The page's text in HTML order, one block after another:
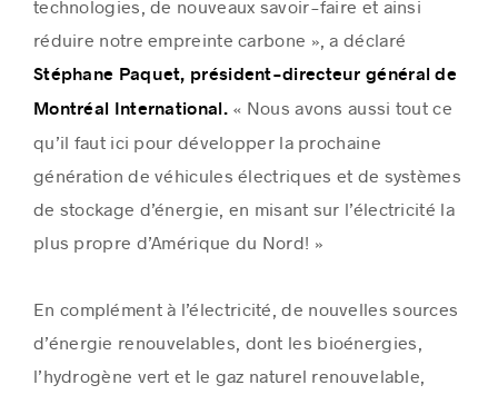
technologies, de nouveaux savoir-faire et ainsi
réduire notre empreinte carbone », a déclaré
Stéphane Paquet, président-directeur général de
Montréal International.« Nous avons aussi tout ce
qu’il faut ici pour développer la prochaine
génération de véhicules électriques et de systèmes
de stockage d’énergie, en misant sur l’électricité la
plus propre d’Amérique du Nord! »
En complément à l’électricité, de nouvelles sources
d’énergie renouvelables, dont les bioénergies,
l’hydrogène vert et le gaz naturel renouvelable,